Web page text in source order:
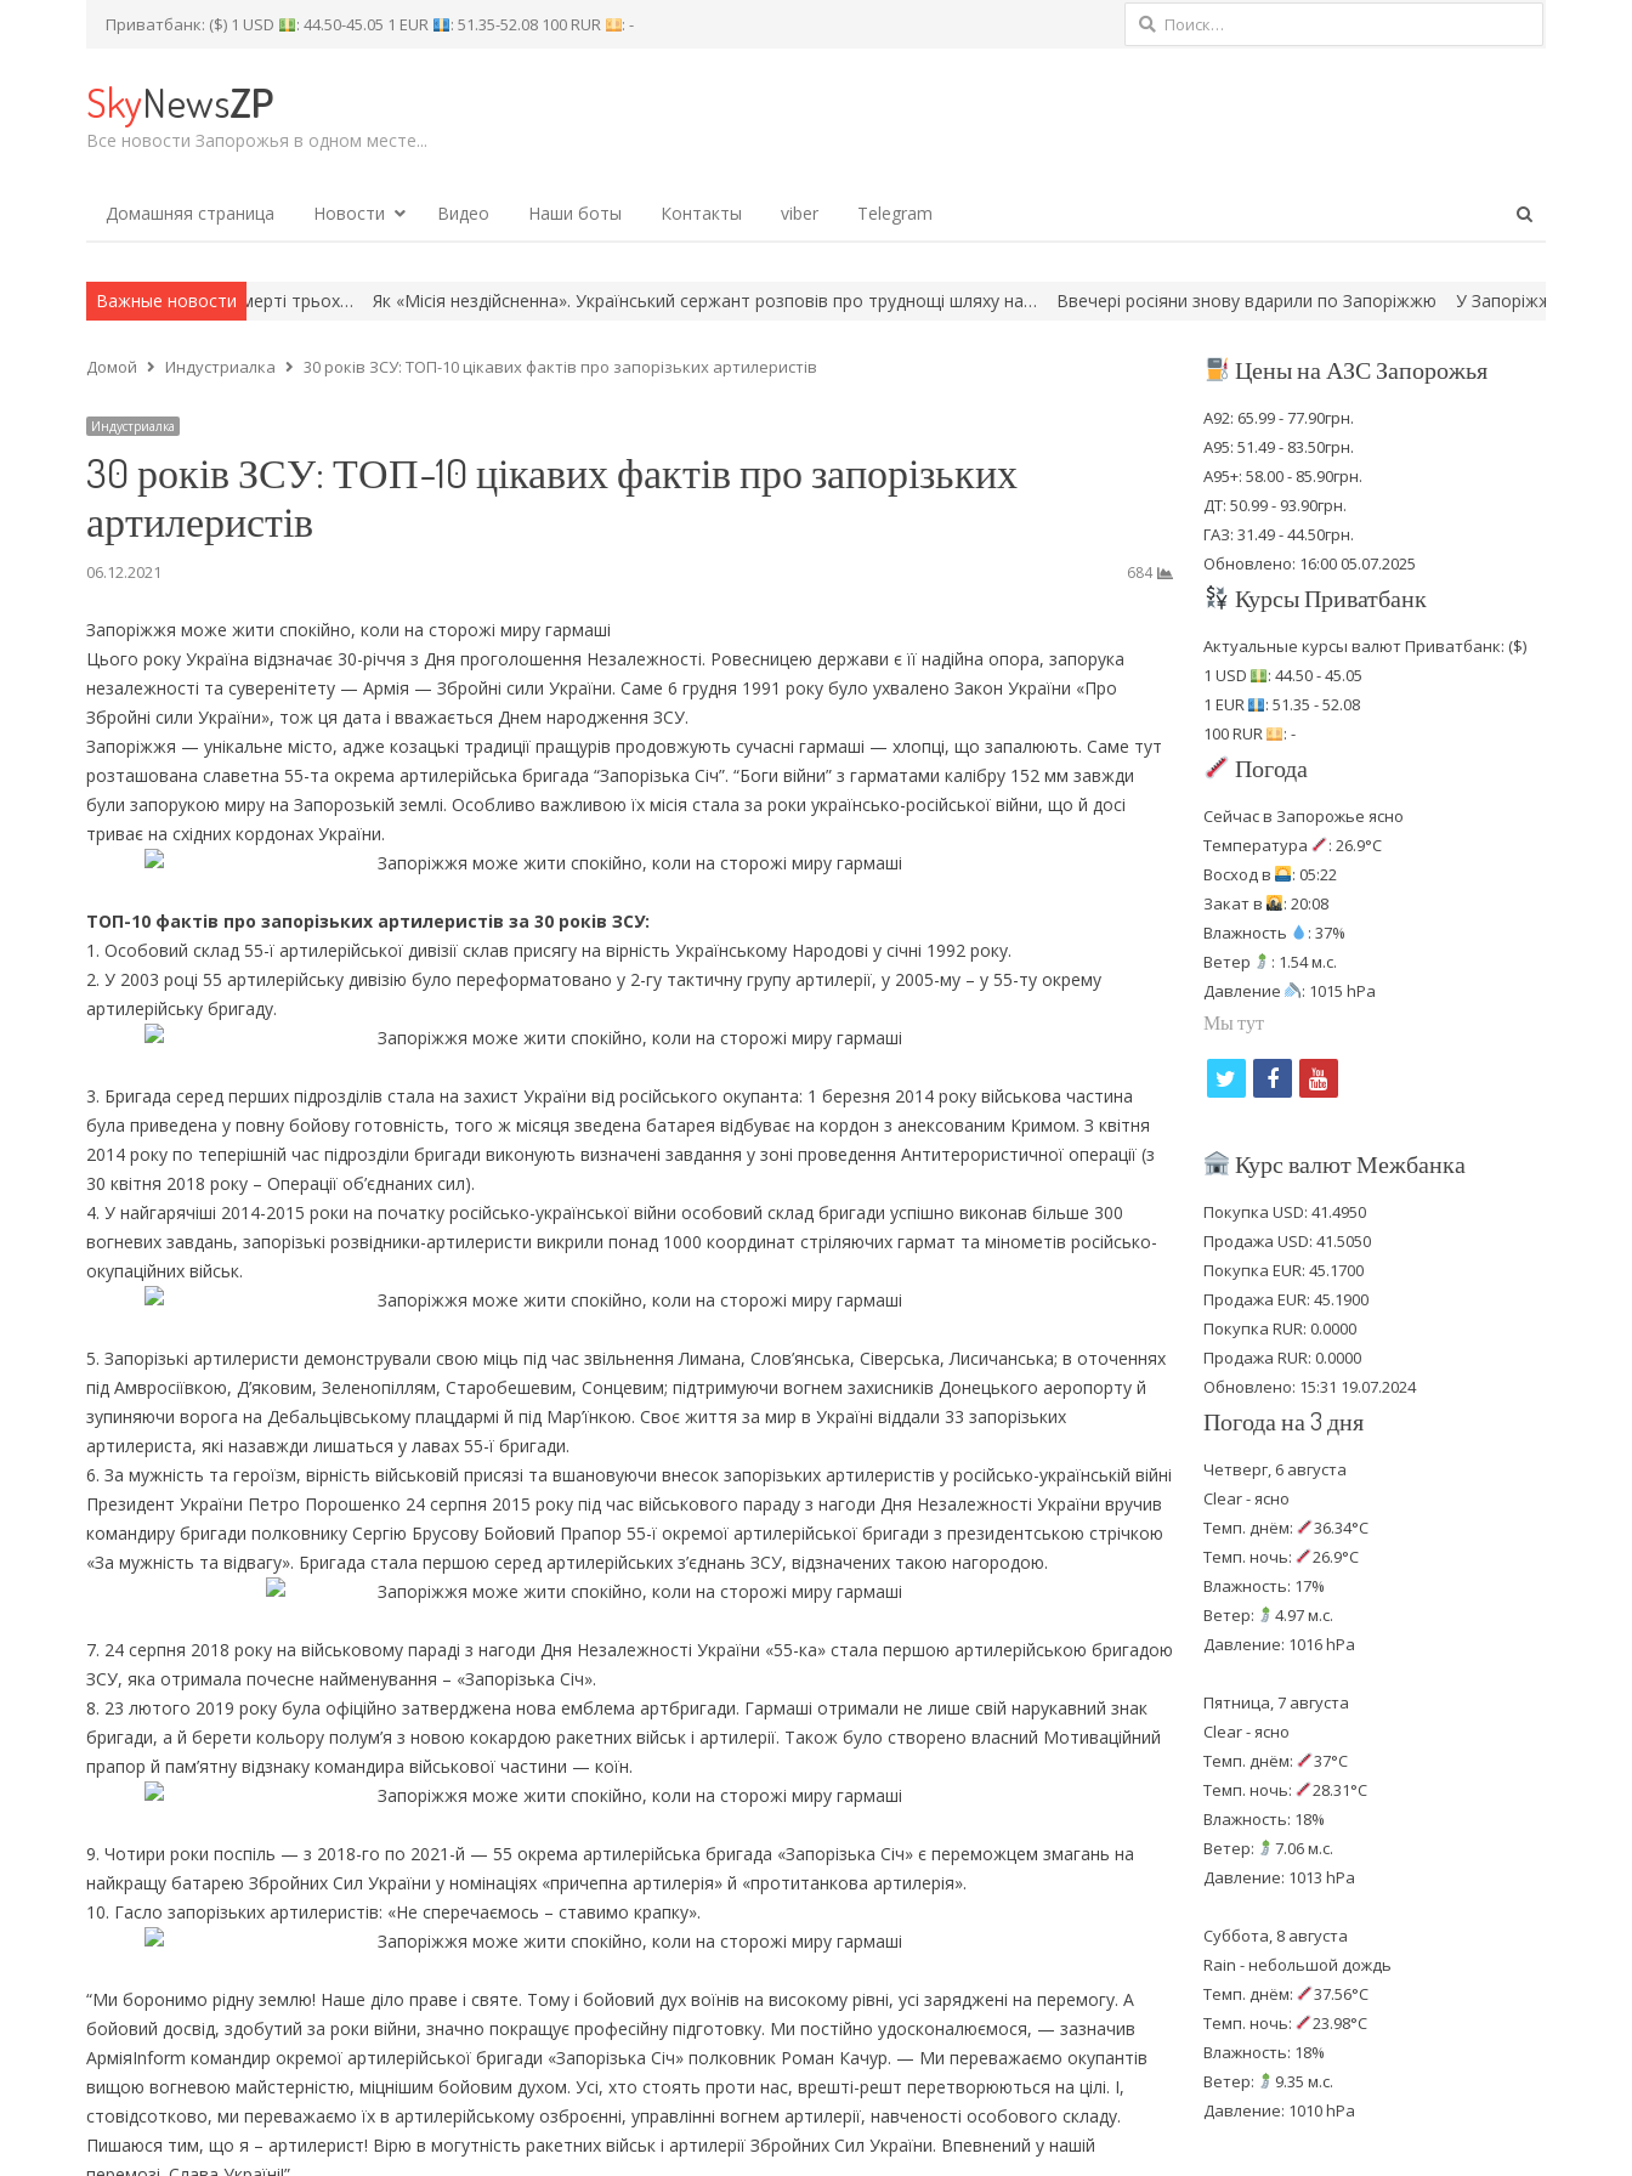
Приватбанк: ($) 1 USD : 44.50-45.05 1 EUR : 51.35-52.08 100 RUR : - Найти:
SkyNewsZP
Все новости Запорожья в одном месте...
Домашняя страница Новости Видео Наши боты Контакты viber Telegram
Важные новости
що відомо про смерті трьох… Як «Місія нездійсненна». Український сержант розповів про труднощі шляху на… Ввечері росіяни знову вдарили по Запоріжжю У Запоріжжі сталася пожежа в
Домой Индустриалка 30 років ЗСУ: ТОП-10 цікавих фактів про запорізьких артилеристів
Индустриалка
30 років ЗСУ: ТОП-10 цікавих фактів про запорізьких
артилеристів
06.12.2021 684
Запоріжжя може жити спокійно, коли на сторожі миру гармаші
Цього року Україна відзначає 30-річчя з Дня проголошення Незалежності. Ровесницею держави є її надійна опора, запорука
незалежності та суверенітету — Армія — Збройні сили України. Саме 6 грудня 1991 року було ухвалено Закон України «Про
Збройні сили України», тож ця дата і вважається Днем народження ЗСУ.
Запоріжжя — унікальне місто, адже козацькі традиції пращурів продовжують сучасні гармаші — хлопці, що запалюють. Саме тут
розташована славетна 55-та окрема артилерійська бригада “Запорізька Січ”. “Боги війни” з гарматами калібру 152 мм завжди
були запорукою миру на Запорозькій землі. Особливо важливою їх місія стала за роки українсько-російської війни, що й досі
триває на східних кордонах України.
ТОП-10 фактів про запорізьких артилеристів за 30 років ЗСУ:
1. Особовий склад 55-ї артилерійської дивізії склав присягу на вірність Українському Народові у січні 1992 року.
2. У 2003 році 55 артилерійську дивізію було переформатовано у 2-гу тактичну групу артилерії, у 2005-му – у 55-ту окрему
артилерійську бригаду.
3. Бригада серед перших підрозділів стала на захист України від російського окупанта: 1 березня 2014 року військова частина
була приведена у повну бойову готовність, того ж місяця зведена батарея відбуває на кордон з анексованим Кримом. З квітня
2014 року по теперішній час підрозділи бригади виконують визначені завдання у зоні проведення Антитерористичної операції (з
30 квітня 2018 року – Операції об’єднаних сил).
4. У найгарячіші 2014-2015 роки на початку російсько-української війни особовий склад бригади успішно виконав більше 300
вогневих завдань, запорізькі розвідники-артилеристи викрили понад 1000 координат стріляючих гармат та мінометів російсько-
окупаційних військ.
5. Запорізькі артилеристи демонстрували свою міць під час звільнення Лимана, Слов’янська, Сіверська, Лисичанська; в оточеннях
під Амвросіївкою, Д’яковим, Зеленопіллям, Старобешевим, Сонцевим; підтримуючи вогнем захисників Донецького аеропорту й
зупиняючи ворога на Дебальцівському плацдармі й під Мар’їнкою. Своє життя за мир в Україні віддали 33 запорізьких
артилериста, які назавжди лишаться у лавах 55-ї бригади.
6. За мужність та героїзм, вірність військовій присязі та вшановуючи внесок запорізьких артилеристів у російсько-українській війні
Президент України Петро Порошенко 24 серпня 2015 року під час військового параду з нагоди Дня Незалежності України вручив
командиру бригади полковнику Сергію Брусову Бойовий Прапор 55-ї окремої артилерійської бригади з президентською стрічкою
«За мужність та відвагу». Бригада стала першою серед артилерійських з’єднань ЗСУ, відзначених такою нагородою.
7. 24 серпня 2018 року на військовому параді з нагоди Дня Незалежності України «55-ка» стала першою артилерійською бригадою
ЗСУ, яка отримала почесне найменування – «Запорізька Січ».
8. 23 лютого 2019 року була офіційно затверджена нова емблема артбригади. Гармаші отримали не лише свій нарукавний знак
бригади, а й берети кольору полум’я з новою кокардою ракетних військ і артилерії. Також було створено власний Мотиваційний
прапор й пам’ятну відзнаку командира військової частини — коїн.
9. Чотири роки поспіль — з 2018-го по 2021-й — 55 окрема артилерійська бригада «Запорізька Січ» є переможцем змагань на
найкращу батарею Збройних Сил України у номінаціях «причепна артилерія» й «протитанкова артилерія».
10. Гасло запорізьких артилеристів: «Не сперечаємось – ставимо крапку».
“Ми боронимо рідну землю! Наше діло праве і святе. Тому і бойовий дух воїнів на високому рівні, усі заряджені на перемогу. А
бойовий досвід, здобутий за роки війни, значно покращує професійну підготовку. Ми постійно удосконалюємося, — зазначив
АрміяInform командир окремої артилерійської бригади «Запорізька Січ» полковник Роман Качур. — Ми переважаємо окупантів
вищою вогневою майстерністю, міцнішим бойовим духом. Усі, хто стоять проти нас, врешті-решт перетворюються на цілі. І,
стовідсотково, ми переважаємо їх в артилерійському озброєнні, управлінні вогнем артилерії, навченості особового складу.
Пишаюся тим, що я – артилерист! Вірю в могутність ракетних військ і артилерії Збройних Сил України. Впевнений у нашій
Цены на АЗС Запорожья
А92: 65.99 - 77.90грн.
А95: 51.49 - 83.50грн.
А95+: 58.00 - 85.90грн.
ДТ: 50.99 - 93.90грн.
ГАЗ: 31.49 - 44.50грн.
Обновлено: 16:00 05.07.2025
Курсы Приватбанк
Актуальные курсы валют Приватбанк: ($)
1 USD
: 44.50 - 45.05
1 EUR
: 51.35 - 52.08
100 RUR
: -
Погода
Сейчас в Запорожье ясно
Температура
: 26.9°C
Восход в
: 05:22
Закат в
: 20:08
Влажность
: 37%
Ветер
: 1.54 м.с.
Давление
: 1015 hPa
Мы тут
i
t
e
r
f
c
b
o
o
k
y
u
u
b
e
Курс валют Межбанка
Покупка USD: 41.4950
Продажа USD: 41.5050
Покупка EUR: 45.1700
Продажа EUR: 45.1900
Покупка RUR: 0.0000
Продажа RUR: 0.0000
Обновлено: 15:31 19.07.2024
Погода на 3 дня
Четверг, 6 августа
Clear - ясно
Темп. днём:
36.34°C
Темп. ночь:
26.9°C
Влажность: 17%
Ветер:
4.97 м.с.
Давление: 1016 hPa
Пятница, 7 августа
Clear - ясно
Темп. днём:
37°C
Темп. ночь:
28.31°C
Влажность: 18%
Ветер:
7.06 м.с.
Давление: 1013 hPa
Суббота, 8 августа
Rain - небольшой дождь
Темп. днём:
37.56°C
Темп. ночь:
23.98°C
Влажность: 18%
Ветер:
9.35 м.с.
Давление: 1010 hPa